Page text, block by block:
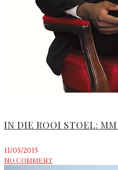
IN DIE ROOI STOEL:
11/05/2015
No Comment